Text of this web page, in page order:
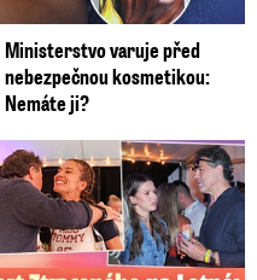
Ministerstvo varuje před
nebezpečnou kosmetikou:
Nemáte ji?
přišel s Dominikou, ale...